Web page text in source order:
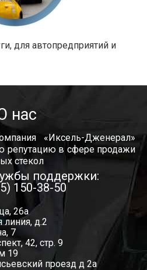
для автопредприятий и
нас
«Иксель-Дженерал»
репутацию в сфере продажи
стекол
поддержки:
150-38-50
26а
линия, д.2
7
42, стр. 9
19
проезд д 2а